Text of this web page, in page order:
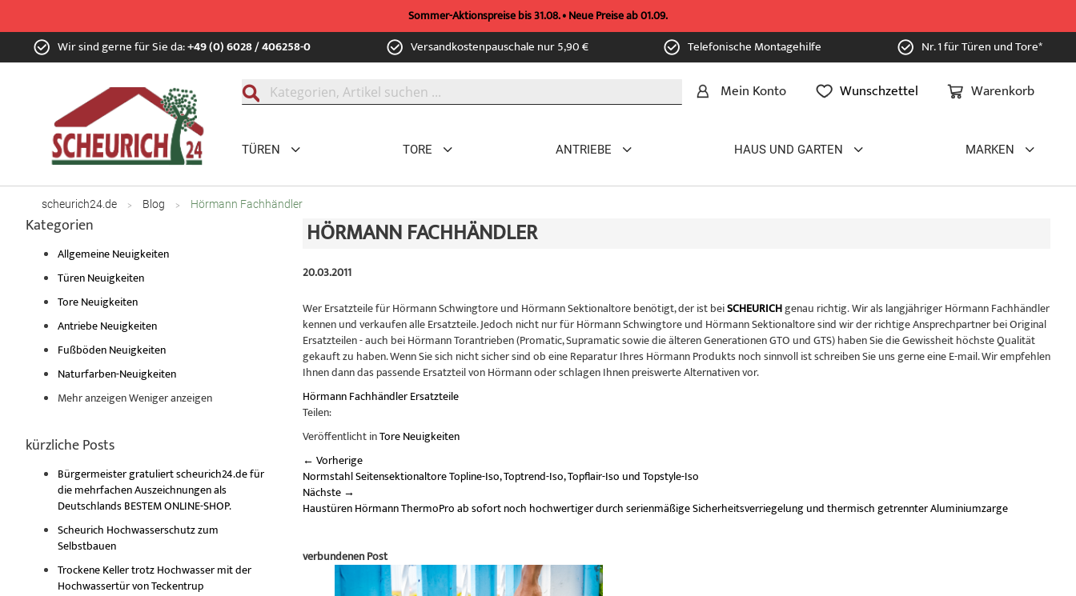
Sommer-Aktionspreise bis 31.08. • Neue Preise ab 01.09.
Zum
Inhalt Wir sind gerne für Sie da:+49 (0) 6028 / 406258-0 Versandkostenpauschale nur 5,90 € Telefonische Montagehilfe Nr. 1 für Türen und Tore*
Warenkorb
Mein Konto Wunschzettel
TÜREN TORE ANTRIEBE HAUS UND GARTEN MARKEN
scheurich24.de Blog Hörmann Fachhändler
HÖRMANN FACHHÄNDLER
20.03.2011
Wer Ersatzteile für Hörmann Schwingtore und Hörmann Sektionaltore benötigt, der ist beiSCHEURICHgenau richtig. Wir als langjähriger Hörmann Fachhändler
kennen und verkaufen alle Ersatzteile. Jedoch nicht nur für Hörmann Schwingtore und Hörmann Sektionaltore sind wir der richtige Ansprechpartner bei Original
Ersatzteilen - auch bei Hörmann Torantrieben (Promatic, Supramatic sowie die älteren Generationen GTO und GTS) haben Sie die Gewissheit höchste Qualität
gekauft zu haben. Wenn Sie sich nicht sicher sind ob eine Reparatur Ihres Hörmann Produkts noch sinnvoll ist schreiben Sie uns gerne eine E-mail. Wir empfehlen
Ihnen dann das passende Ersatzteil von Hörmann oder schlagen Ihnen preiswerte Alternativen vor.
Hörmann Fachhändler Ersatzteile
Teilen:
Veröffentlicht inTore Neuigkeiten
← Vorherige
Normstahl Seitensektionaltore Topline-Iso, Toptrend-Iso, Topflair-Iso und Topstyle-Iso
Nächste →
Haustüren Hörmann ThermoPro ab sofort noch hochwertiger durch serienmäßige Sicherheitsverriegelung und thermisch getrennter Aluminiumzarge
verbundenen Post
Kategorien
Allgemeine Neuigkeiten
Türen Neuigkeiten
Tore Neuigkeiten
Antriebe Neuigkeiten
Fußböden Neuigkeiten
Naturfarben-Neuigkeiten
Mehr anzeigenWeniger anzeigen
kürzliche Posts
Bürgermeister gratuliert scheurich24.de für
die mehrfachen Auszeichnungen als
Deutschlands BESTEM ONLINE-SHOP.
Scheurich Hochwasserschutz zum
Selbstbauen
Trockene Keller trotz Hochwasser mit der
Hochwassertür von Teckentrup